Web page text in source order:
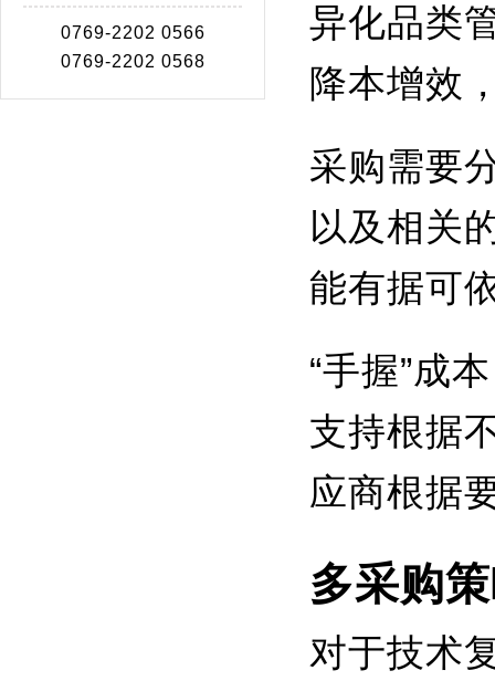
0769-2202 0566
0769-2202 0568
异化品类
降本增效
采购需要
以及相关
能有据可
“手握”成
支持根据
应商根据
多采购
对于技术